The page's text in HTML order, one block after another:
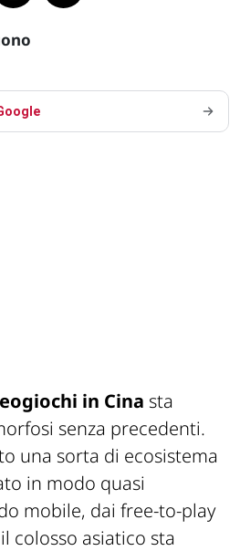
in Cina sta
senza precedenti.
una sorta di ecosistema
in modo quasi
mobile, dai free-to-play
colosso asiatico sta